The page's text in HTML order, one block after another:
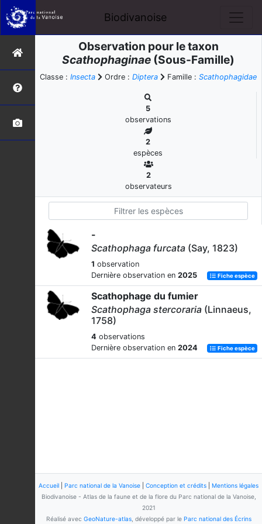
Biodivanoise
Observation pour le taxon
Scathophaginae (Sous-Famille)
Classe : Insecta Ordre : Diptera Famille : Scathophagidae
5
observations
2
espèces
2
observateurs
-
Scathophaga furcata (Say, 1823)
1 observation
Dernière observation en 2025 Fiche espèce
Scathophage du fumier
Scathophaga stercoraria (Linnaeus,
1758)
4 observations
Dernière observation en 2024 Fiche espèce
Accueil Parc national de la Vanoise Conception et crédits
Mentions légales
Biodivanoise - Atlas de la faune et de la flore du Parc national de la Vanoise,
2021
Réalisé avec GeoNature-atlas, développé par le Parc national des Écrins